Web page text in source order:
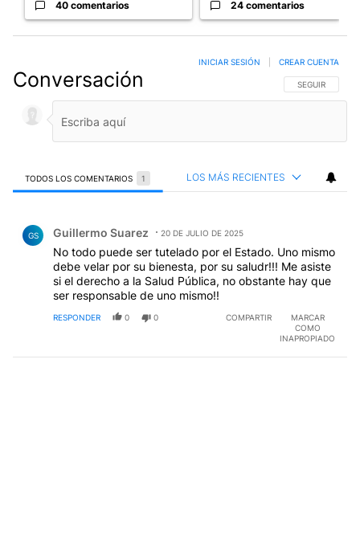
40 comentarios 24 comentarios
Conversación SIGA ESTA
SEGUIR
INICIAR SESIÓN CREAR CUENTA
TODOS LOS COMENTARIOS 1 LOS MÁS RECIENTES
GS Guillermo Suarez 20 DE JULIO DE 2025
No todo puede ser tutelado por el Estado. Uno mismo
debe velar por su bienesta, por su saludr!!! Me asiste
si el derecho a la Salud Pública, no obstante hay que
ser responsable de uno mismo!!
RESPONDER 0 0 COMPARTIR
MARCAR
COMO
INAPROPIADO